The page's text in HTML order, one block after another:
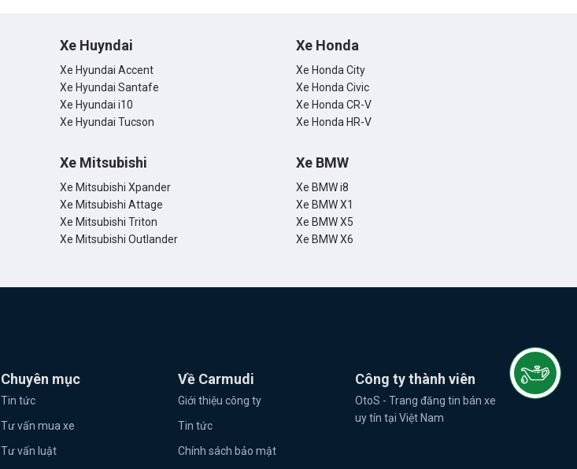
Xe Huyndai
Xe Hyundai Accent
Xe Hyundai Santafe
Xe Hyundai i10
Xe Hyundai Tucson
Xe Honda
Xe Honda City
Xe Honda Civic
Xe Honda CR-V
Xe Honda HR-V
Xe Mitsubishi
Xe Mitsubishi Xpander
Xe Mitsubishi Attage
Xe Mitsubishi Triton
Xe Mitsubishi Outlander
Xe BMW
Xe BMW i8
Xe BMW X1
Xe BMW X5
Xe BMW X6
Chuyên mục
Tin tức
Tư vấn mua xe
Tư vấn luật
Về Carmudi
Giới thiệu công ty
Tin tức
Chính sách bảo mật
Công ty thành viên
OtoS - Trang đăng tin bán xe
uy tín tại Việt Nam